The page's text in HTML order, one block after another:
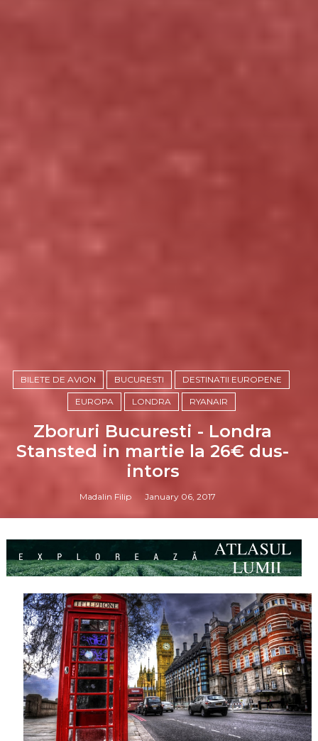
BILETE DE AVION BUCURESTI DESTINATII EUROPENE
EUROPA LONDRA RYANAIR
Zboruri Bucuresti - Londra
Stansted in martie la 26€ dus-
intors
Madalin Filip January 06, 2017